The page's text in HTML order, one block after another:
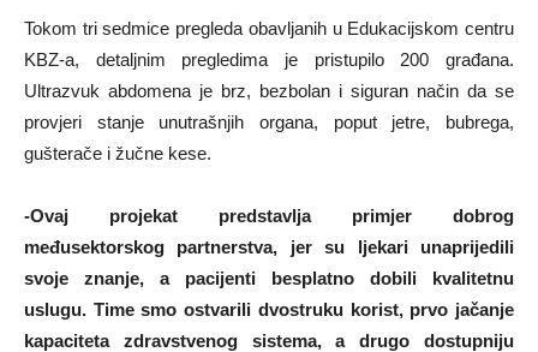
Tokom tri sedmice pregleda obavljanih u Edukacijskom centru
KBZ-a, detaljnim pregledima je pristupilo 200 građana.
Ultrazvuk abdomena je brz, bezbolan i siguran način da se
provjeri stanje unutrašnjih organa, poput jetre, bubrega,
gušterače i žučne kese.
-Ovaj projekat predstavlja primjer dobrog
međusektorskog partnerstva, jer su ljekari unaprijedili
svoje znanje, a pacijenti besplatno dobili kvalitetnu
uslugu. Time smo ostvarili dvostruku korist, prvo jačanje
kapaciteta zdravstvenog sistema, a drugo dostupniju